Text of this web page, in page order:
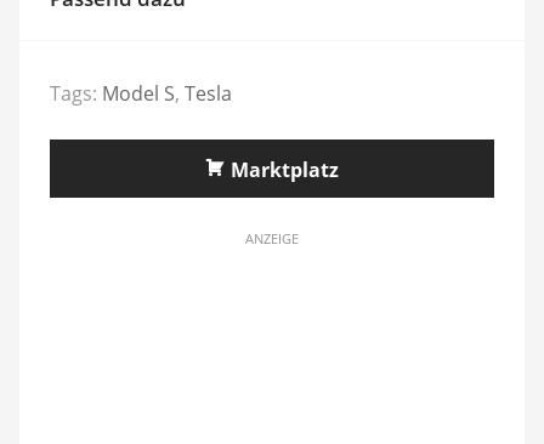
Tags: Model S, Tesla
Marktplatz
ANZEIGE